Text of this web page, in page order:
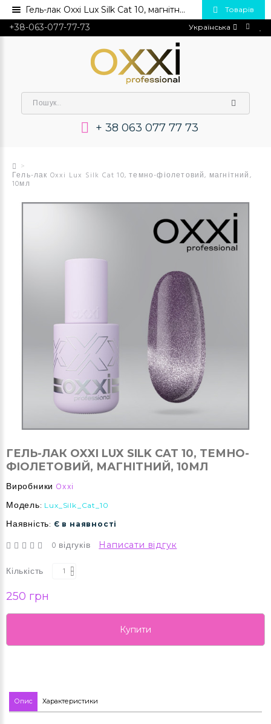
+38-063-077-77-73 Українська
+ 38 063 077 77 73
Товарів
Гель-лак Oxxi Lux Silk Cat 10, темно-фіолетовий, магнітний,
10мл
ГЕЛЬ-ЛАК OXXI LUX SILK CAT 10, ТЕМНО-
ФІОЛЕТОВИЙ, МАГНІТНИЙ, 10МЛ
Виробники Oxxi
Модель: Lux_Silk_Cat_10
Наявність: Є в наявності
0 відгуків Написати відгук
Кількість
250 грн
Купити
Опис Характеристики
Гель-лак Oxxi Lux Silk Cat 10, магнітний, 10мл💅 Купити в Україні опт та роздріб